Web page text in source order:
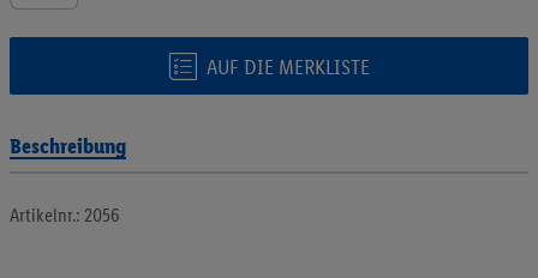
AUF DIE MERKLISTE
Beschreibung
Artikelnr.: 2056